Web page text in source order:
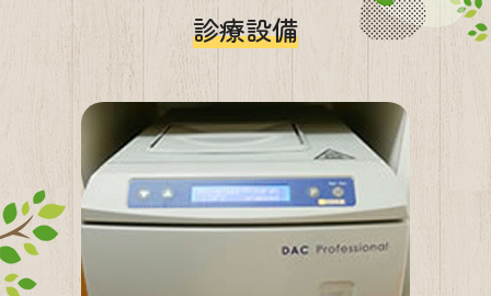
診療設備